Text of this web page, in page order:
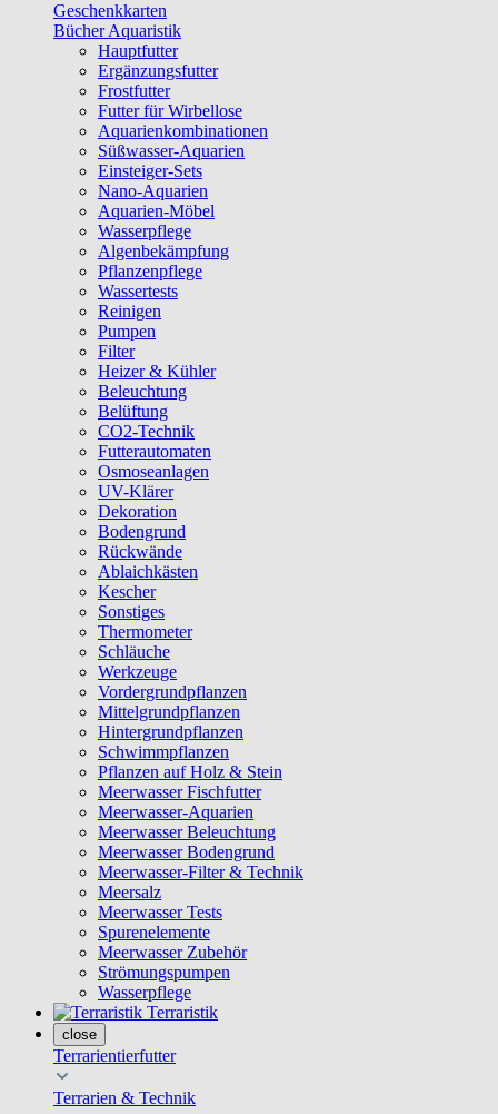
Geschenkkarten
Bücher Aquaristik
Hauptfutter
Ergänzungsfutter
Frostfutter
Futter für Wirbellose
Aquarienkombinationen
Süßwasser-Aquarien
Einsteiger-Sets
Nano-Aquarien
Aquarien-Möbel
Wasserpflege
Algenbekämpfung
Pflanzenpflege
Wassertests
Reinigen
Pumpen
Filter
Heizer & Kühler
Beleuchtung
Belüftung
CO2-Technik
Futterautomaten
Osmoseanlagen
UV-Klärer
Dekoration
Bodengrund
Rückwände
Ablaichkästen
Kescher
Sonstiges
Thermometer
Schläuche
Werkzeuge
Vordergrundpflanzen
Mittelgrundpflanzen
Hintergrundpflanzen
Schwimmpflanzen
Pflanzen auf Holz & Stein
Meerwasser Fischfutter
Meerwasser-Aquarien
Meerwasser Beleuchtung
Meerwasser Bodengrund
Meerwasser-Filter & Technik
Meersalz
Meerwasser Tests
Spurenelemente
Meerwasser Zubehör
Strömungspumpen
Wasserpflege
Terraristik
close
Terrarientierfutter
Terrarien & Technik